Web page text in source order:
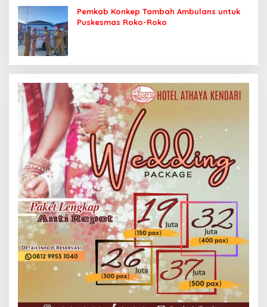
Pemkab Konkep Tambah Ambulans untuk
Puskesmas Roko-Roko